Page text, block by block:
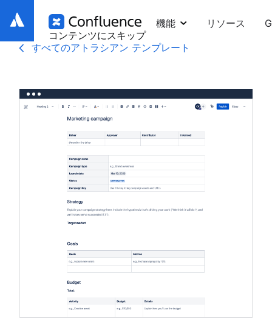
コンテンツにスキップ
機能 リソース
すべてのアトラシアン テンプレート